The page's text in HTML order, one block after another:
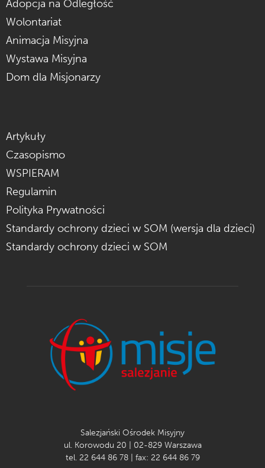
Adopcja na Odległość
Wolontariat
Animacja Misyjna
Wystawa Misyjna
Dom dla Misjonarzy
Artykuły
Czasopismo
WSPIERAM
Regulamin
Polityka Prywatności
Standardy ochrony dzieci w SOM (wersja dla dzieci)
Standardy ochrony dzieci w SOM
Salezjański Ośrodek Misyjny
ul. Korowodu 20 | 02-829 Warszawa
tel. 22 644 86 78 | fax: 22 644 86 79